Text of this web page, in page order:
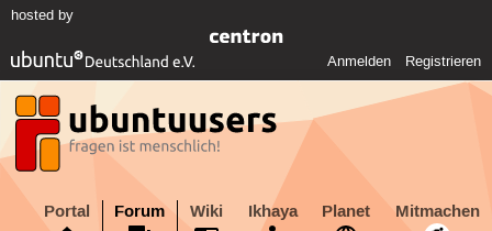
hosted by
Anmelden Registrieren
Portal Forum Wiki Ikhaya Planet Mitmachen